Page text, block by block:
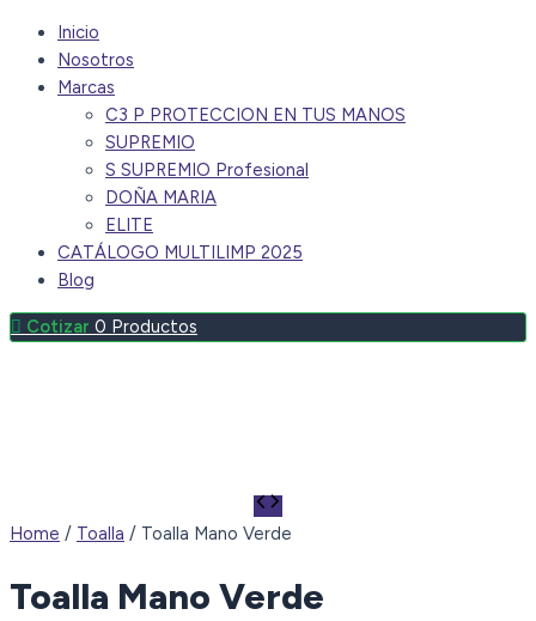
Inicio
Nosotros
Marcas
C3 P PROTECCION EN TUS MANOS
SUPREMIO
S SUPREMIO Profesional
DOÑA MARIA
ELITE
CATÁLOGO MULTILIMP 2025
Blog
0 Productos
Home / Toalla / Toalla Mano Verde
Toalla Mano Verde